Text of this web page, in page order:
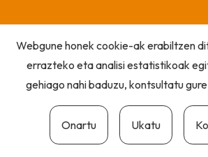
Webgune honek cookie-ak erabiltzen
errazteko eta analisi estatistikoak
gehiago nahi baduzu, kontsultatu gure
Onartu Ukatu